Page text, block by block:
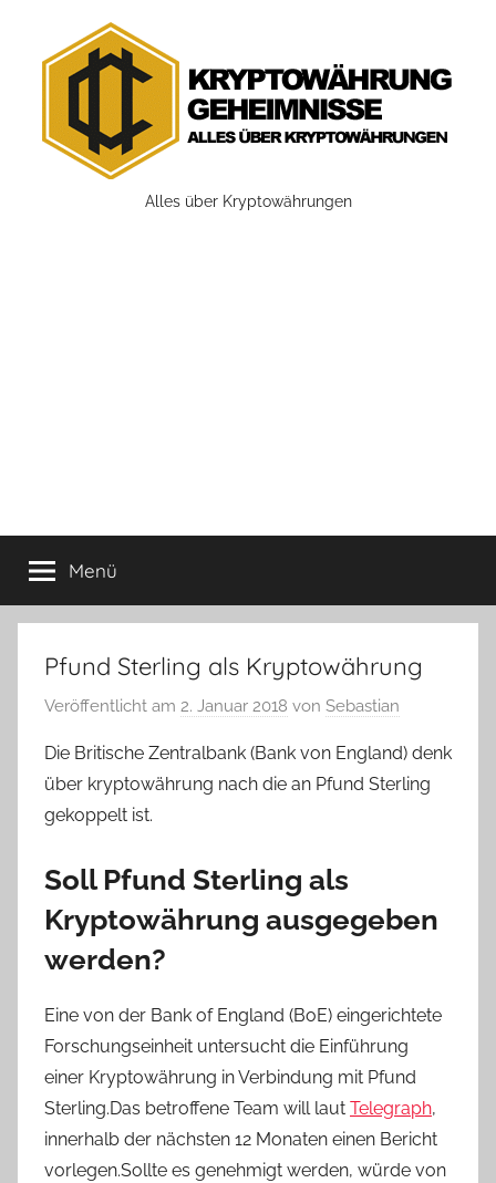
springen
Kryptowährung
Alles über Kryptowährungen
Menü
Pfund Sterling als Kryptowährung
Veröffentlicht am 2. Januar 2018 von Sebastian
Die Britische Zentralbank (Bank von England) denk
über kryptowährung nach die an Pfund Sterling
gekoppelt ist.
Soll Pfund Sterling als
Kryptowährung ausgegeben
werden?
Eine von der Bank of England (BoE) eingerichtete
Forschungseinheit untersucht die Einführung
einer Kryptowährung in Verbindung mit Pfund
Sterling.Das betroffene Team will laut Telegraph,
innerhalb der nächsten 12 Monaten einen Bericht
vorlegen.Sollte es genehmigt werden, würde von